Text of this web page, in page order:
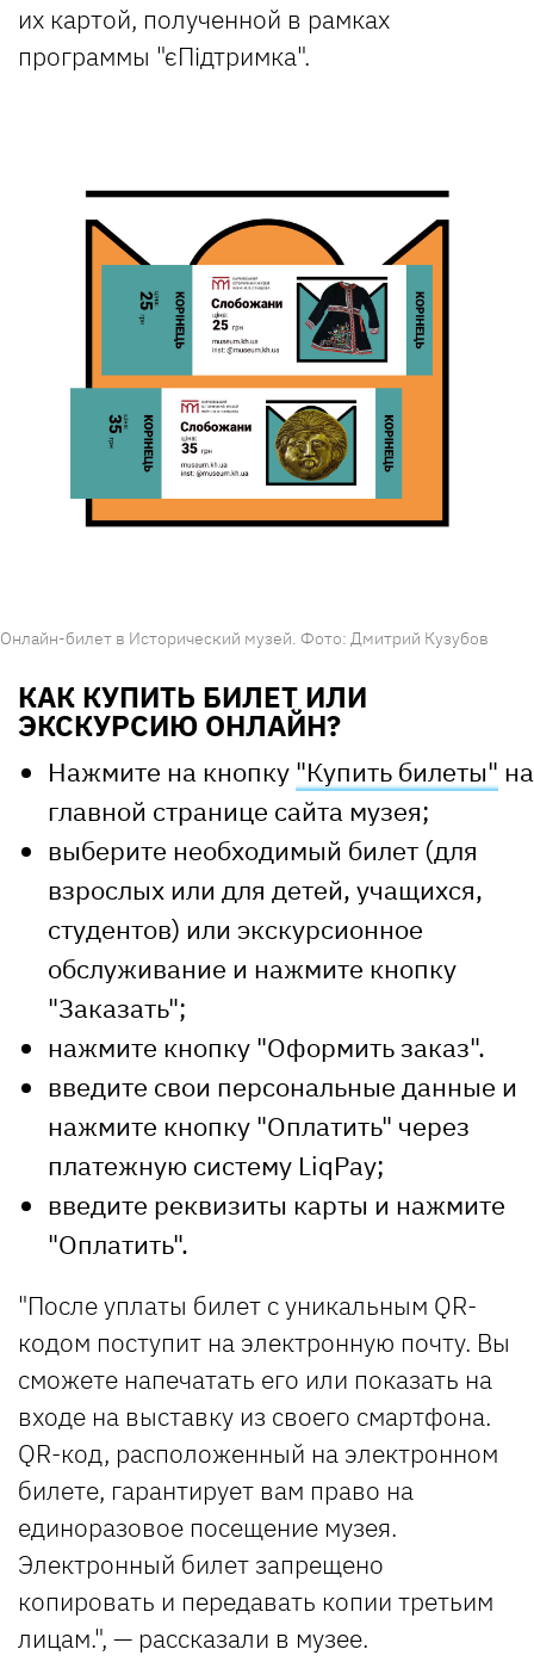
их картой, полученной в рамках
программы "єПідтримка".
Онлайн-билет в Исторический музей. Фото: Дмитрий Кузубов
КАК КУПИТЬ БИЛЕТ ИЛИ
ЭКСКУРСИЮ ОНЛАЙН?
Нажмите на кнопку "Купить билеты" на
главной странице сайта музея;
выберите необходимый билет (для
взрослых или для детей, учащихся,
студентов) или экскурсионное
обслуживание и нажмите кнопку
"Заказать";
нажмите кнопку "Оформить заказ".
введите свои персональные данные и
нажмите кнопку "Оплатить" через
платежную систему LiqPay;
введите реквизиты карты и нажмите
"Оплатить".
"После уплаты билет с уникальным QR-
кодом поступит на электронную почту. Вы
сможете напечатать его или показать на
входе на выставку из своего смартфона.
QR-код, расположенный на электронном
билете, гарантирует вам право на
единоразовое посещение музея.
Электронный билет запрещено
копировать и передавать копии третьим
лицам.", — рассказали в музее.